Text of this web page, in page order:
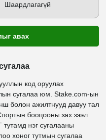
Шаардлагагүй
авах
код оруулах
сугалаа юм. Stake.com-ын
болон ажилтнууд давуу тал
бооцооны зах зээл
нэг сугалааны
хоног тутмын сугалаа